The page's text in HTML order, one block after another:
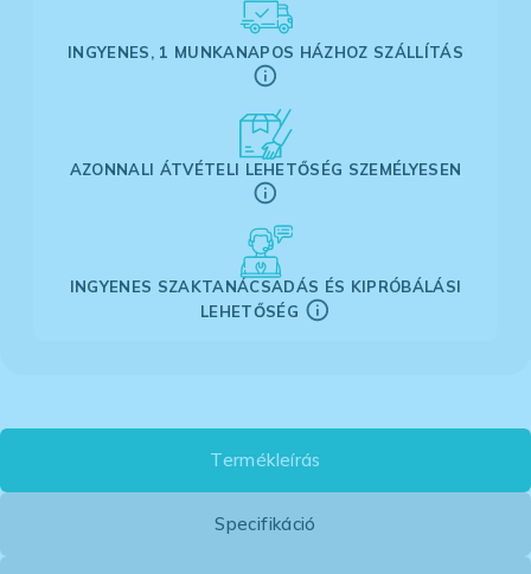
INGYENES, 1 MUNKANAPOS HÁZHOZ SZÁLLÍTÁS
AZONNALI ÁTVÉTELI LEHETŐSÉG SZEMÉLYESEN
INGYENES SZAKTANÁCSADÁS ÉS KIPRÓBÁLÁSI
LEHETŐSÉG
Termékleírás
Specifikáció